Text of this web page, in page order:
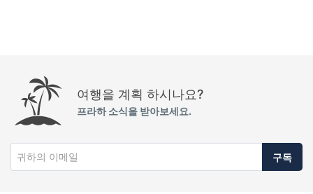
여행을 계획 하시나요?
프라하 소식을 받아보세요.
구독